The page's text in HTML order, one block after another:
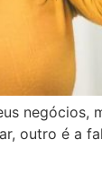
outro é a